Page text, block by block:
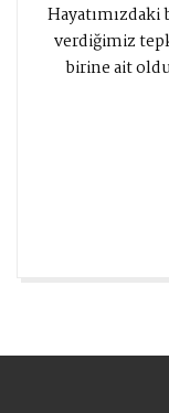
Hayatımızdaki
verdiğimiz
birine ait